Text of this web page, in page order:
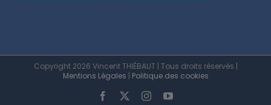
Copyright 2026 Vincent THIÉBAUT | Tous droits réservés |
Mentions Légales | Politique des cookies
Facebook InstagramYouTube